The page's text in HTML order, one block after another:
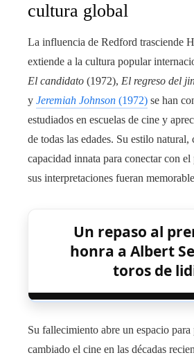
cultura global
La influencia de Redford trasciende
extiende a la cultura popular
El candidato (1972), El regreso del
y Jeremiah Johnson (1972) se han
estudiados en escuelas de cine y
de todas las edades. Su estilo
capacidad innata para conectar con
sus interpretaciones fueran
Un repaso al
honra a Albert
toros de
Su fallecimiento abre un espacio para
cambiado el cine en las décadas